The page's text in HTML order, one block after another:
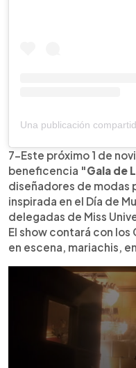
7-Este próximo 1 de
beneficencia "Gala de
diseñadores de modas
inspirada en el Día de
delegadas de Miss
El show contará con
en escena, mariachis,